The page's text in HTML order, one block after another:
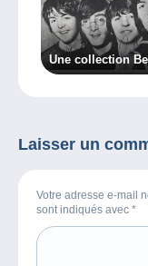
Une collection
Laisser un
Votre adresse e-mail
sont indiqués avec *